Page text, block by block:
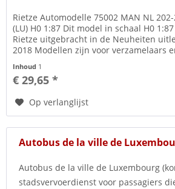
Rietze Automodelle 75002 MAN NL
(LU) H0 1:87 Dit model in schaal H0
Rietze uitgebracht in de Neuheiten
2018 Modellen zijn voor verzamelaars
Inhoud 1
€ 29,65 *
Op verlanglijst
Autobus de la ville de
Autobus de la ville de Luxembourg
stadsvervoerdienst voor passagiers